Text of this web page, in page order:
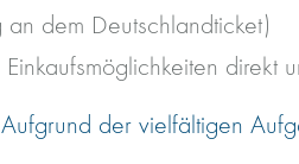
dem Deutschlandticket)
direkt
der vielfältigen